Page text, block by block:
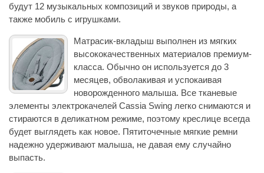
будут 12 музыкальных композиций и звуков природы, а
также мобиль с игрушками.
Матрасик-вкладыш выполнен из мягких
высококачественных материалов премиум-
класса. Обычно он используется до 3
месяцев, обволакивая и успокаивая
новорожденного малыша. Все тканевые
элементы электрокачелей Cassia Swing легко снимаются и
стираются в деликатном режиме, поэтому креслице всегда
будет выглядеть как новое. Пятиточечные мягкие ремни
надежно удерживают малыша, не давая ему случайно
выпасть.